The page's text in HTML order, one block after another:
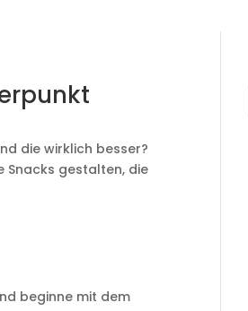
die wirklich besser?
Snacks gestalten, die
beginne mit dem